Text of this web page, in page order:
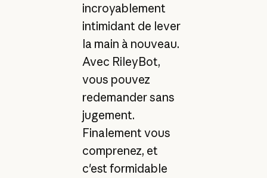
incroyablement
intimidant de lever
la main à nouveau.
Avec RileyBot,
vous pouvez
redemander sans
jugement.
Finalement vous
comprenez, et
c'est formidable